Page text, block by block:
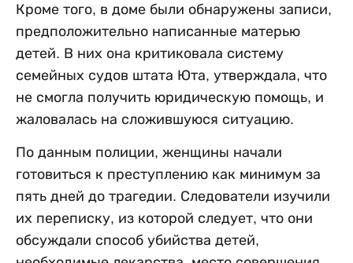
Кроме того, в доме были обнаружены записи,
предположительно написанные матерью
детей. В них она критиковала систему
семейных судов штата Юта, утверждала, что
не смогла получить юридическую помощь, и
жаловалась на сложившуюся ситуацию.
По данным полиции, женщины начали
готовиться к преступлению как минимум за
пять дней до трагедии. Следователи изучили
их переписку, из которой следует, что они
обсуждали способ убийства детей,